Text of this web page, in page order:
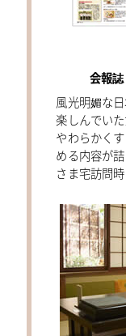
会報
風光明媚な
楽しんでい
やわらかく
める内容が
さま宅訪問